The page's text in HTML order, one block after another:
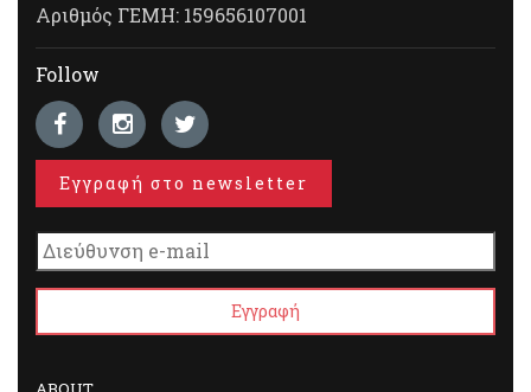
Αριθμός ΓΕΜΗ: 159656107001
Follow
Εγγραφή στο newsletter